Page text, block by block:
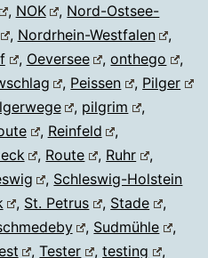
, NOK , Nord-Ostsee-
, Nordrhein-Westfalen
,
, Oeversee ,onthego
,
, Peissen , Pilger
, pilgrim
,
, Reinfeld
,
, Route , Ruhr
,
, Schleswig-Holstein
, St. Petrus , Stade
,
, Sudmühle
,
,Tester ,testing
,